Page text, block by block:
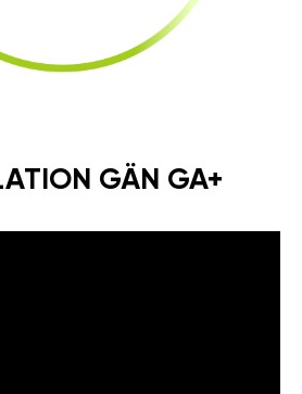
GÄN GA+